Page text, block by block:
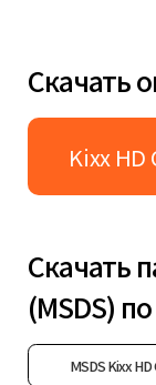
Скачать
Kixx HD
Скачать
(MSDS)
MSDS Kixx HD